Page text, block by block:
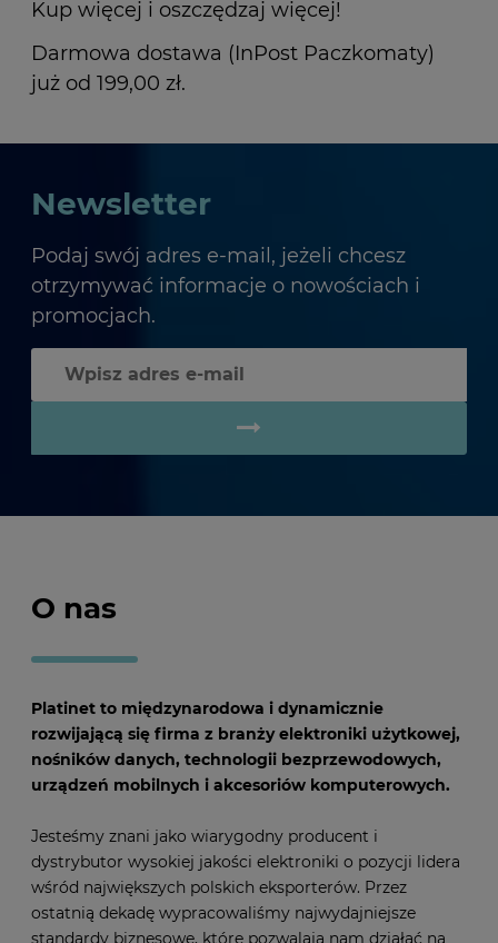
Kup więcej i oszczędzaj więcej!
Darmowa dostawa (InPost Paczkomaty)
już od 199,00 zł.
Newsletter
Podaj swój adres e-mail, jeżeli chcesz
otrzymywać informacje o nowościach i
promocjach.
O nas
Platinet to międzynarodowa i dynamicznie
rozwijającą się firma z branży elektroniki użytkowej,
nośników danych, technologii bezprzewodowych,
urządzeń mobilnych i akcesoriów komputerowych.
Jesteśmy znani jako wiarygodny producent i
dystrybutor wysokiej jakości elektroniki o pozycji lidera
wśród największych polskich eksporterów. Przez
ostatnią dekadę wypracowaliśmy najwydajniejsze
standardy biznesowe, które pozwalają nam działać na